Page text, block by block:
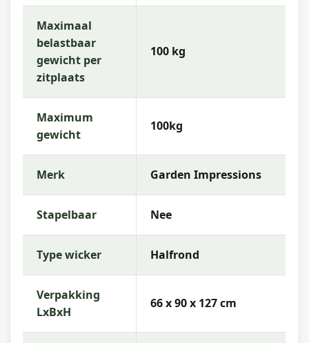
Maximaal
belastbaar
gewicht per
zitplaats
100 kg
Maximum
gewicht
100kg
Merk Garden Impressions
Stapelbaar Nee
Type wicker Halfrond
Verpakking
LxBxH
66 x 90 x 127 cm